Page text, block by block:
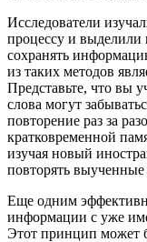
Исследователи
процессу и выделили
сохранять
из таких методов
Представьте, что вы
слова могут
повторение раз за
кратковременной
изучая новый
повторять
Еще одним
информации с уже
Этот принцип может